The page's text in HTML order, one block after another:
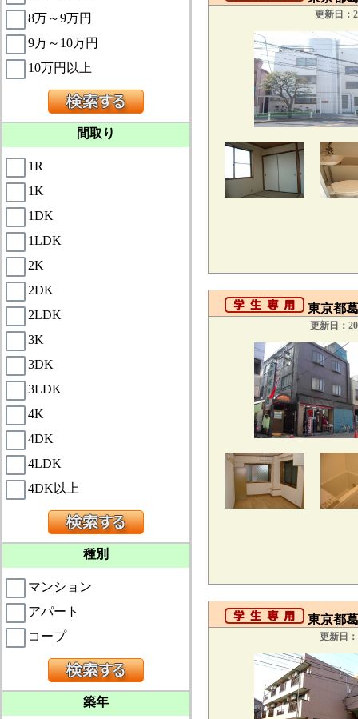
8万～9万円
9万～10万円
10万円以上
間取り
1R
1K
1DK
1LDK
2K
2DK
2LDK
3K
3DK
3LDK
4K
4DK
4LDK
4DK以上
種別
マンション
アパート
コープ
築年
更新日：
東京都
更新日：
東京都
更新日